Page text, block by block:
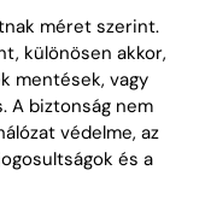
méret szerint.
különösen akkor,
mentések, vagy
A biztonság nem
védelme, az
és a